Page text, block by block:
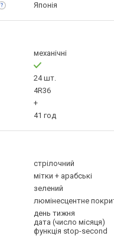
Японія
механічні
24 шт.
4R36
+
41 год
стрілочний
мітки + арабські
зелений
люмінесцентне
день тижня
дата (число місяця)
функція stop-second